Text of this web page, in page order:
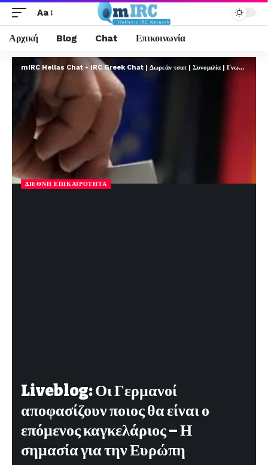
Aa
Αρχική Blog Chat Επικοινωνία
mIRC Hellas Chat - IRC Greek Chat | Δωρεάν τσατ | Συνομιλία | Γνωριμίες | FREE
ΔΙΕΘΝΉ ΕΠΙΚΑΙΡΌΤΗΤΑ
Liveblog: Οι Γερμανοί
αποφασίζουν ποιος θα είναι ο
επόμενος καγκελάριος – Η
σημασία για την Ευρώπη